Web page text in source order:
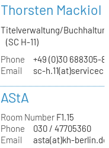
Thorsten Mackiol
Titelverwaltung/
(SC H-11)
Phone
+49 (0)30 688305-
Email
sc-
AStA
Room NumberF1.15
Phone
030 / 47705360
Email
asta(at)kh-berlin.de